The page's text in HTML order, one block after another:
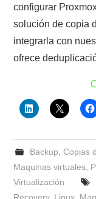
configurar
solución de copia
integrarla con
ofrece
Backup Copias
Maquinas virtuales
Virtualización